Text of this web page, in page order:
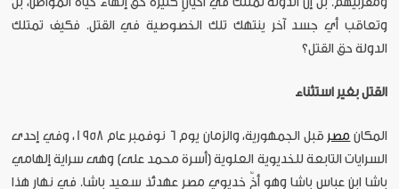
وتعاقب أي جسد آخر ينتهك تلك الخصوصية في القتل. فكيف تمتلك
الدولة حق القتل؟
القتل بغير استثناء
المكان مصر
قبل الجمهورية، والزمان يوم 6 نوفمبر عام 1958، وفي إحدى
السرايات التابعة للخديوية العلوية (أسرة محمد على) وهى سراية إلهامي
باشا ابن عباس باشا وهو أخٌ خديوي مصر عهدئذٍ سعيد باشا. في نهار هذا